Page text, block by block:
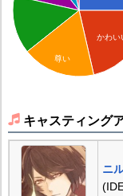
かわい
尊い
キャスティング
ニ